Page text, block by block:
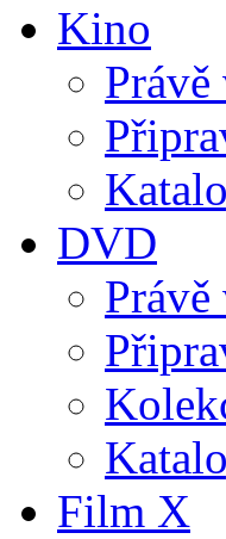
Kino
DVD
Film X